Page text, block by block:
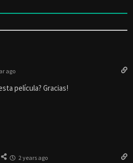
ago
película? Gracias!
2 years ago